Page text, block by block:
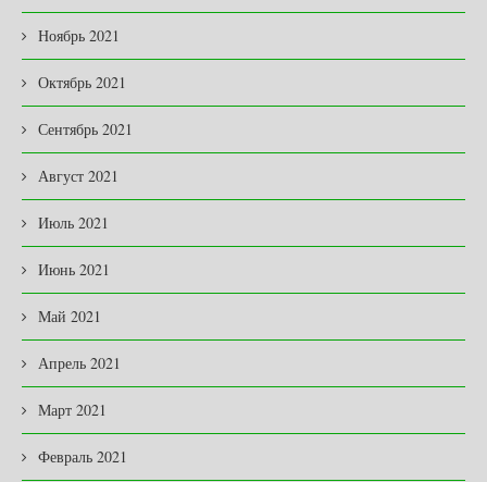
Ноябрь 2021
Октябрь 2021
Сентябрь 2021
Август 2021
Июль 2021
Июнь 2021
Май 2021
Апрель 2021
Март 2021
Февраль 2021